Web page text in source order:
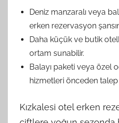
Deniz manzaralı veya
erken rezervasyon
Daha küçük ve butik
ortam sunabilir.
Balayı paketi veya özel
hizmetleri önceden talep
Kızkalesi otel erken